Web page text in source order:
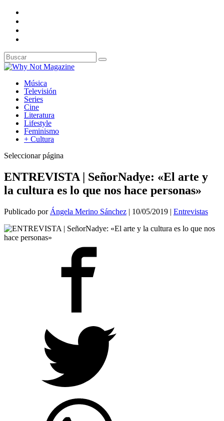
Música
Televisión
Series
Cine
Literatura
Lifestyle
Feminismo
+ Cultura
Seleccionar página
ENTREVISTA | SeñorNadye: «El arte y
la cultura es lo que nos hace personas»
Publicado por Ángela Merino Sánchez | 10/05/2019 | Entrevistas